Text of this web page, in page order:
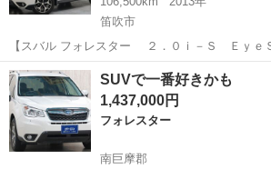
笛吹市
【スバル フォレスター ２．０ｉ－Ｓ ＥｙｅＳｉｇ
細URL ↓↓ https://www.otoron.jp/lists/
☆Bluetoot...
山梨 笛吹市 フォレスター オトロン
SUVで一番好きかも
1,437,000円
フォレスター
南巨摩郡